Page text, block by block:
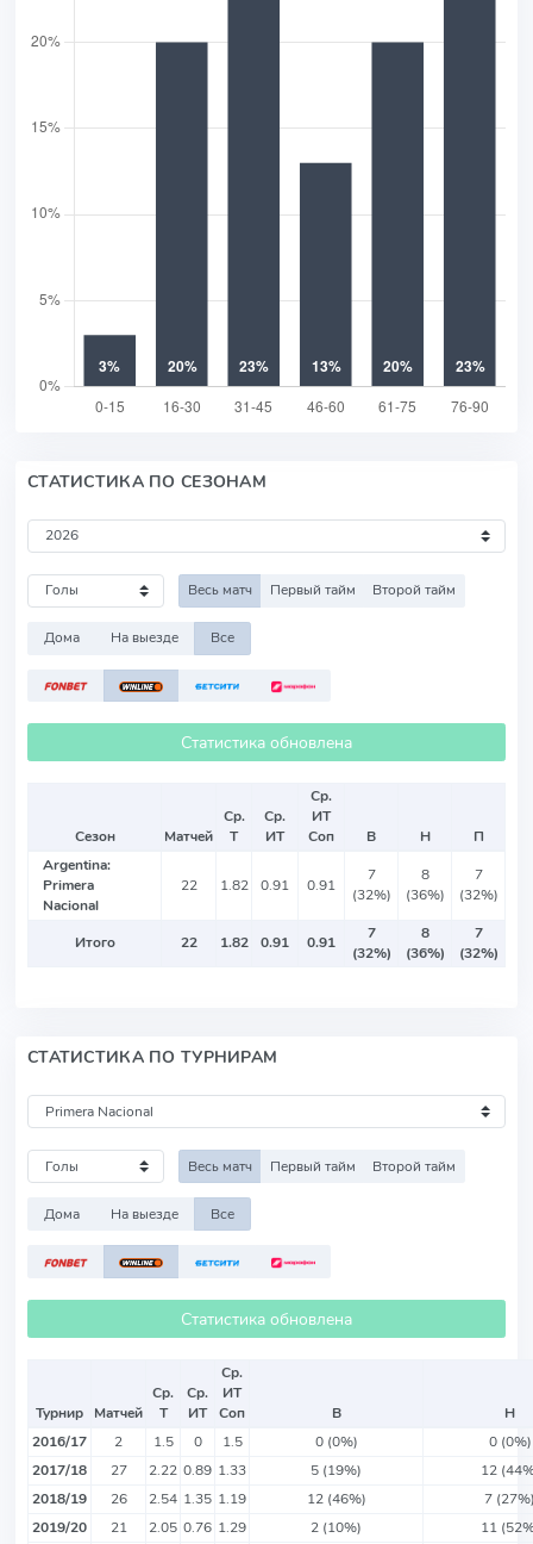
СТАТИСТИКА ПО СЕЗОНАМ
Весь матч Первый тайм Второй тайм
Дома На выезде Все
Статистика обновлена
Сезон Матчей
Ср.
Т
Ср.
ИТ
Ср.
ИТ
Соп
В Н
П
Argentina:
Primera
Nacional
22 1.82 0.91 0.91
7
(32%)
8
(36%)
7
(32%)
Итого 22 1.82 0.91 0.91
7
(32%)
8
(36%)
7
(32%)
СТАТИСТИКА ПО ТУРНИРАМ
Весь матч Первый тайм Второй тайм
Дома На выезде Все
Статистика обновлена
Турнир Матчей
Ср.
Т
Ср.
ИТ
Ср.
ИТ
Соп
В
Н
2016/17
2 1.5 0 1.5 0 (0%)
0 (0%)
2017/18
27 2.22 0.89 1.33 5 (19%)
12
2018/19
26 2.54 1.35 1.19 12 (46%)
7
2019/20
21 2.05 0.76 1.29 2 (10%)
11